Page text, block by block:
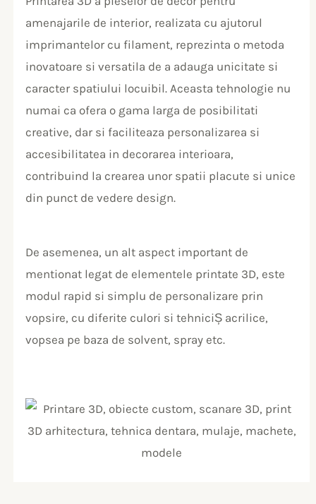
amenajarile de interior, realizata cu ajutorul
imprimantelor cu filament, reprezinta o metoda
inovatoare si versatila de a adauga unicitate si
caracter spatiului locuibil. Aceasta tehnologie nu
numai ca ofera o gama larga de posibilitati
creative, dar si faciliteaza personalizarea si
accesibilitatea in decorarea interioara,
contribuind la crearea unor spatii placute si unice
din punct de vedere design.
De asemenea, un alt aspect important de
mentionat legat de elementele printate 3D, este
modul rapid si simplu de personalizare prin
vopsire, cu diferite culori si tehniciȘ acrilice,
vopsea pe baza de solvent, spray etc.